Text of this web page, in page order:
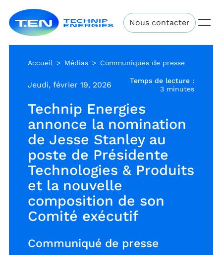
contenu
principal
Technip
EnergiesNous contacter
Accueil Médias Communiqués de presse
Jeudi, février 19, 2026
Temps de lecture :
3 minutes
Technip Energies
annonce la nomination
de Jesse Stanley au
poste de Présidente
Technologies & Produits
et la nouvelle
composition de son
Comité exécutif
Communiqué de presse